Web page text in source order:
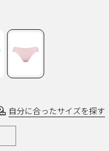
自分に合ったサイズを探す